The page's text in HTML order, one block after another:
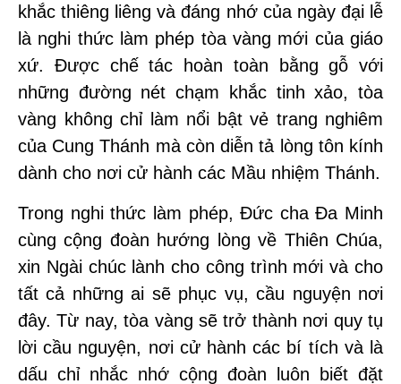
khắc thiêng liêng và đáng nhớ của ngày đại lễ
là nghi thức làm phép tòa vàng mới của giáo
xứ. Được chế tác hoàn toàn bằng gỗ với
những đường nét chạm khắc tinh xảo, tòa
vàng không chỉ làm nổi bật vẻ trang nghiêm
của Cung Thánh mà còn diễn tả lòng tôn kính
dành cho nơi cử hành các Mầu nhiệm Thánh.
Trong nghi thức làm phép, Đức cha Đa Minh
cùng cộng đoàn hướng lòng về Thiên Chúa,
xin Ngài chúc lành cho công trình mới và cho
tất cả những ai sẽ phục vụ, cầu nguyện nơi
đây. Từ nay, tòa vàng sẽ trở thành nơi quy tụ
lời cầu nguyện, nơi cử hành các bí tích và là
dấu chỉ nhắc nhớ cộng đoàn luôn biết đặt